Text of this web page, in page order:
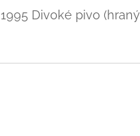
1995 Divoké pivo